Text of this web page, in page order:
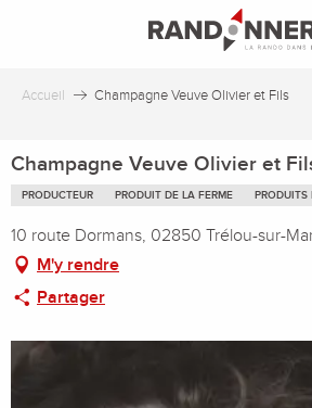
principal
Accueil Champagne Veuve Olivier et Fils
Champagne Veuve Olivier et
PRODUCTEUR PRODUIT DE LA FERME PRODUITS
10 route Dormans, 02850 Trélou-sur-
M'y rendre
Partager